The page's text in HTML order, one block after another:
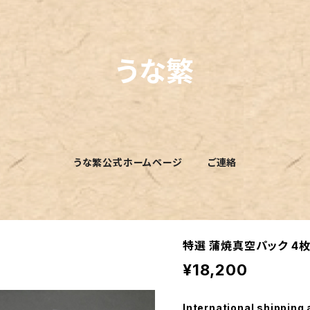
うな繁
うな繁公式ホームページ ご連絡
特選 蒲焼真空パック 4
¥18,200
International shipping